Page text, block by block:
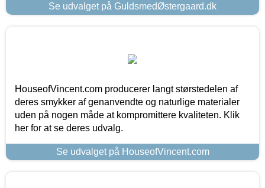
Se udvalget på GuldsmedØstergaard.dk
HouseofVincent.com producerer langt størstedelen af
deres smykker af genanvendte og naturlige materialer
uden på nogen måde at kompromittere kvaliteten. Klik
her for at se deres udvalg.
Se udvalget på HouseofVincent.com